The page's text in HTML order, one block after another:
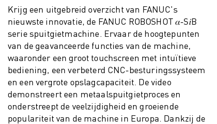
ROBOCUT SOFTWARE
ROBOCUT PREVENTIEF ONDERHOUD
ROBOCUT DUURZAAMHEID
IIOT-OPLOSSINGEN
SMART FACTORY OPLOSSINGEN
SMART FACTORY OPLOSSINGEN VOOR EEN EFFICIËNTERE
PRODUCT REGISTRATIE » FANUC PORTAAL
CASE STUDIES
OPLOSSINGEN
INDUSTRIEËN
Krijg een uitgebreid overzicht van FANUC's
nieuwste innovatie, de FANUC ROBOSHOT 𝛼-S𝑖B
serie spuitgietmachine. Ervaar de hoogtepunten
van de geavanceerde functies van de machine,
waaronder een groot touchscreen met intuïtieve
bediening, een verbeterd CNC-besturingssysteem
en een vergrote opslagcapaciteit. De video
demonstreert een metaalspuitgietproces en
onderstreept de veelzijdigheid en groeiende
populariteit van de machine in Europa. Dankzij de